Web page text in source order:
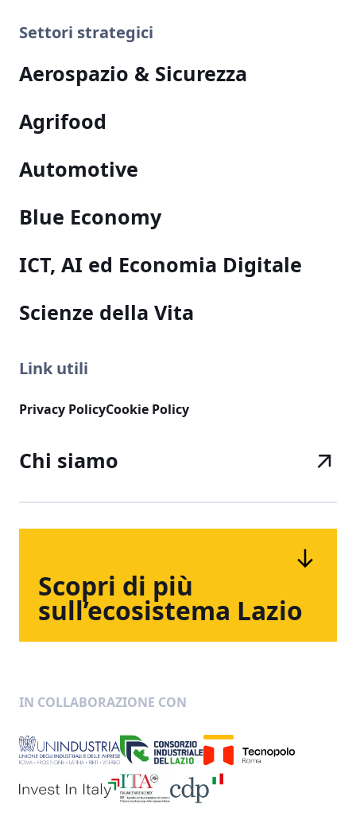
Settori strategici
Aerospazio & Sicurezza
Agrifood
Automotive
Blue Economy
ICT, AI ed Economia Digitale
Scienze della Vita
Link utili
Privacy PolicyCookie Policy
Chi siamo
Scopri di più
sull’ecosistema Lazio
IN COLLABORAZIONE CON